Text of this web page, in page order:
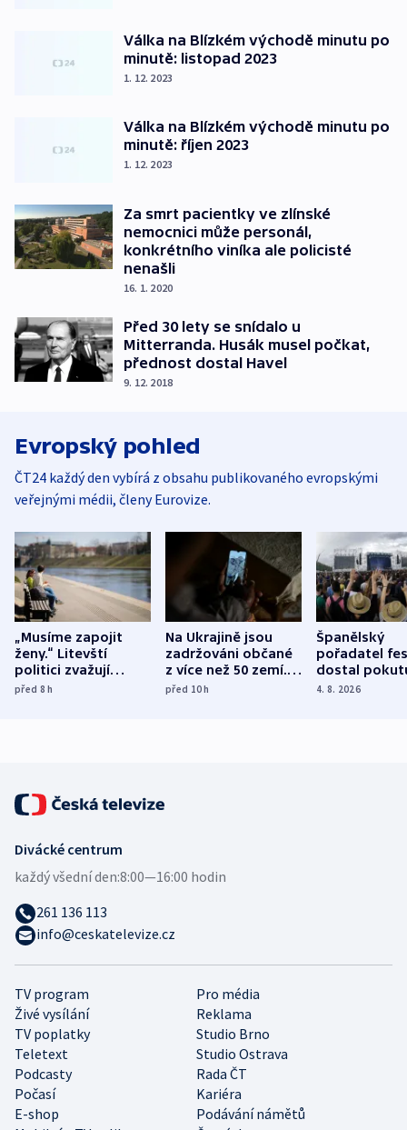
Válka na Blízkém východě minutu po
minutě: listopad 2023
1. 12. 2023
Válka na Blízkém východě minutu po
minutě: říjen 2023
1. 12. 2023
Za smrt pacientky ve zlínské
nemocnici může personál,
konkrétního viníka ale policisté
nenašli
16. 1. 2020
Před 30 lety se snídalo u
Mitterranda. Husák musel počkat,
přednost dostal Havel
9. 12. 2018
Evropský pohled
ČT24 každý den vybírá z obsahu publikovaného evropskými
veřejnými médii, členy Eurovize.
„Musíme zapojit
ženy.“ Litevští
politici zvažují
dohodu o
před 8h
Na Ukrajině jsou
zadržováni občané
z více než 50 zemí.
Bojovali na straně
před 10h
Španělský
pořadatel
dostal
nekalé
4. 8. 2026
TV program
Pro média
Živé vysílání
Reklama
TV poplatky
Studio Brno
Teletext
Studio Ostrava
Podcasty
Rada ČT
Počasí
Kariéra
E-shop
Podávání námětů
Divácké centrum
každý všední den:8:00—16:00 hodin
261 136 113
info@ceskatelevize.cz